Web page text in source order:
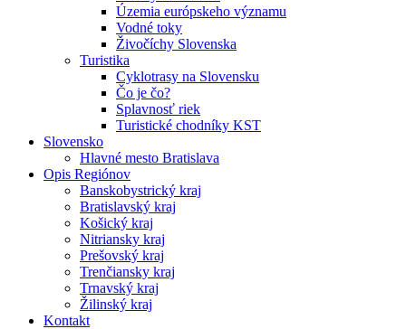
Územia európskeho významu
Vodné toky
Živočíchy Slovenska
Turistika
Cyklotrasy na Slovensku
Čo je čo?
Splavnosť riek
Turistické chodníky KST
Slovensko
Hlavné mesto Bratislava
Opis Regiónov
Banskobystrický kraj
Bratislavský kraj
Košický kraj
Nitriansky kraj
Prešovský kraj
Trenčiansky kraj
Trnavský kraj
Žilinský kraj
Kontakt